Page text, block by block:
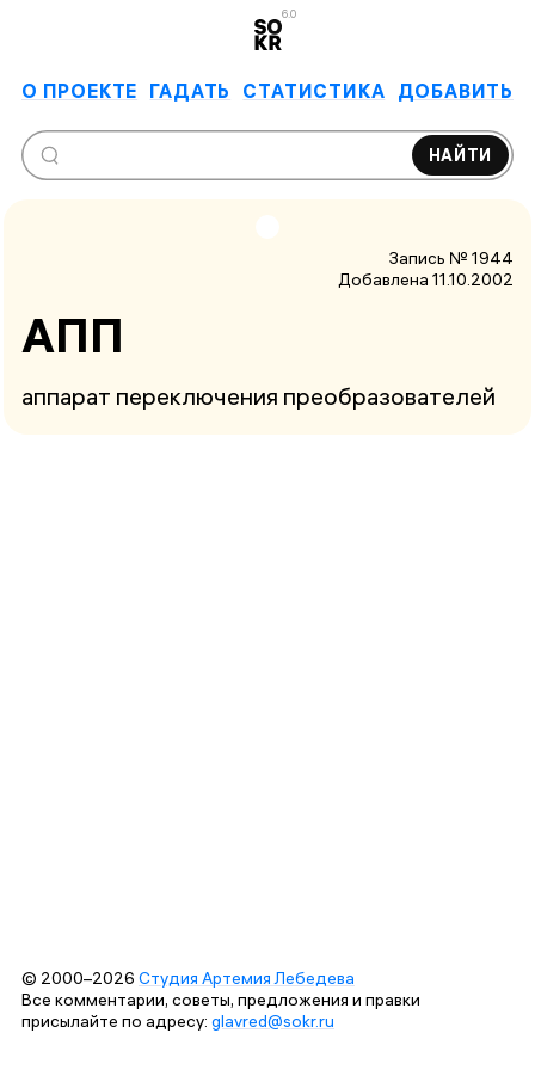
6.0
О ПРОЕКТЕ ГАДАТЬ СТАТИСТИКА ДОБАВИТЬ
НАЙТИ
Запись № 1944
Добавлена 11.10.2002
АПП
аппарат переключения преобразователей
© 2000–2026 Студия Артемия Лебедева
Все комментарии, советы, предложения и правки
присылайте по адресу: glavred@sokr.ru